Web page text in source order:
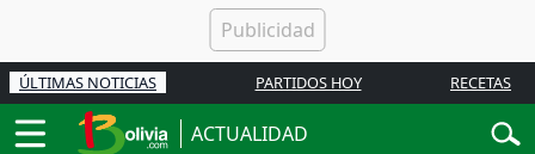
ÚLTIMAS NOTICIAS PARTIDOS HOY RECETAS
ACTUALIDAD